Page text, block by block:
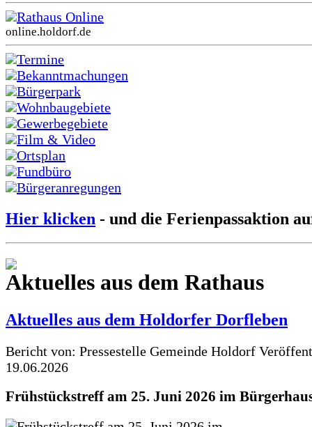
Rathaus Online
online.holdorf.de
Termine
Bekanntmachungen
Bürgerpark
Wohnbaugebiete
Gewerbegebiete
Film & Video
Ortsplan
Fundbüro
Bürgeranregungen
Hier klicken - und die Ferienpassaktion
Aktuelles aus dem Rathaus
Aktuelles aus dem Holdorfer Dorfleben
Bericht von: Pressestelle Gemeinde Holdorf
19.06.2026
Frühstückstreff am 25. Juni 2026 im